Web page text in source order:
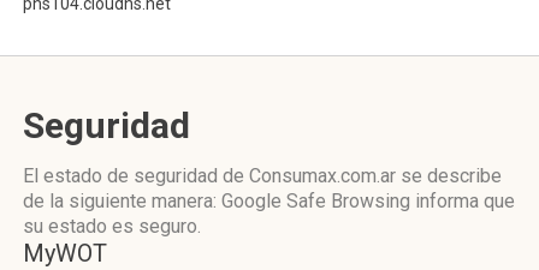
Seguridad
El estado de seguridad de Consumax.com.ar se describe
de la siguiente manera: Google Safe Browsing informa que
su estado es seguro.
MyWOT